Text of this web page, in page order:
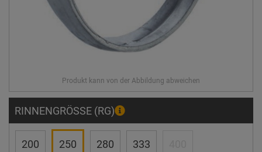
RINNENGRÖSSE (RG)
200 250 280 333